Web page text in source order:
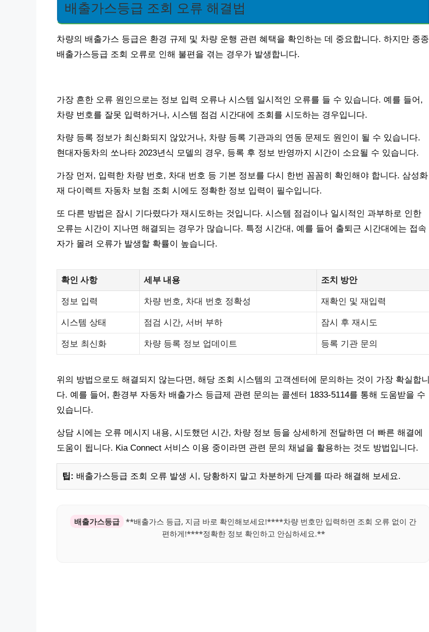
배출가스등급 조회 오류 해결법
차량의 배출가스 등급은 환경 규제 및 차량 운행 관련 혜택을 확인하는 데 중요합니다. 하지만 종종
배출가스등급 조회 오류로 인해 불편을 겪는 경우가 발생합니다.
가장 흔한 오류 원인으로는 정보 입력 오류나 시스템 일시적인 오류를 들 수 있습니다. 예를 들어,
차량 번호를 잘못 입력하거나, 시스템 점검 시간대에 조회를 시도하는 경우입니다.
차량 등록 정보가 최신화되지 않았거나, 차량 등록 기관과의 연동 문제도 원인이 될 수 있습니다.
현대자동차의 쏘나타 2023년식 모델의 경우, 등록 후 정보 반영까지 시간이 소요될 수 있습니다.
가장 먼저, 입력한 차량 번호, 차대 번호 등 기본 정보를 다시 한번 꼼꼼히 확인해야 합니다. 삼성화
재 다이렉트 자동차 보험 조회 시에도 정확한 정보 입력이 필수입니다.
또 다른 방법은 잠시 기다렸다가 재시도하는 것입니다. 시스템 점검이나 일시적인 과부하로 인한
오류는 시간이 지나면 해결되는 경우가 많습니다. 특정 시간대, 예를 들어 출퇴근 시간대에는 접속
자가 몰려 오류가 발생할 확률이 높습니다.
확인 사항 세부 내용 조치 방안
정보 입력 차량 번호, 차대 번호 정확성 재확인 및 재입력
시스템 상태 점검 시간, 서버 부하 잠시 후 재시도
정보 최신화 차량 등록 정보 업데이트 등록 기관 문의
위의 방법으로도 해결되지 않는다면, 해당 조회 시스템의 고객센터에 문의하는 것이 가장 확실합니
다. 예를 들어, 환경부 자동차 배출가스 등급제 관련 문의는 콜센터 1833-5114를 통해 도움받을 수
있습니다.
상담 시에는 오류 메시지 내용, 시도했던 시간, 차량 정보 등을 상세하게 전달하면 더 빠른 해결에
도움이 됩니다. Kia Connect 서비스 이용 중이라면 관련 문의 채널을 활용하는 것도 방법입니다.
팁: 배출가스등급 조회 오류 발생 시, 당황하지 말고 차분하게 단계를 따라 해결해 보세요.
배출가스등급 **배출가스 등급, 지금 바로 확인해보세요!****차량 번호만 입력하면 조회 오류 없이 간
편하게!****정확한 정보 확인하고 안심하세요.**